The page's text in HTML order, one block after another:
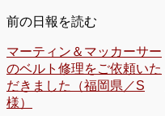
前の日報を読む
マーティン＆マッカーサー
のベルト修理をご依頼いた
だきました（福岡県／S
様）